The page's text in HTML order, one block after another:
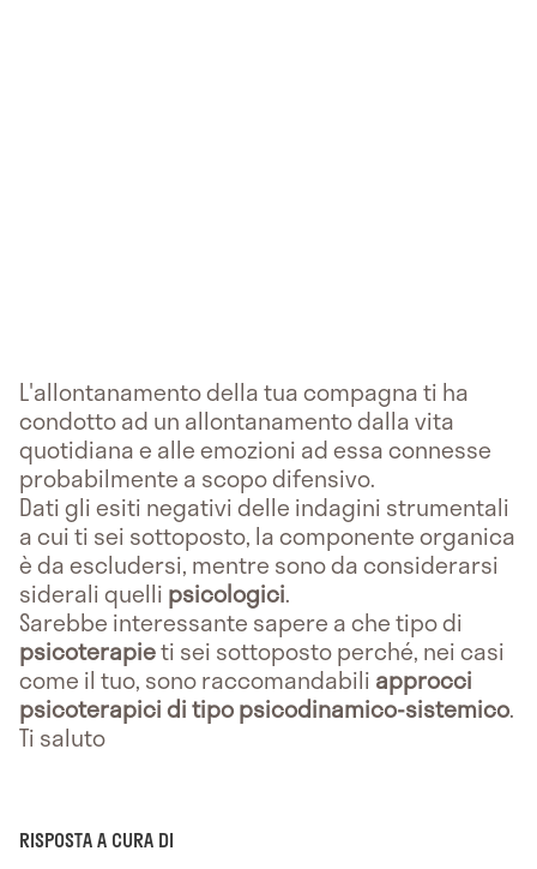
L'allontanamento della tua compagna ti ha
condotto ad un allontanamento dalla vita
quotidiana e alle emozioni ad essa connesse
probabilmente a scopo difensivo.
Dati gli esiti negativi delle indagini strumentali
a cui ti sei sottoposto, la componente organica
è da escludersi, mentre sono da considerarsi
siderali quelli psicologici.
Sarebbe interessante sapere a che tipo di
psicoterapieti sei sottoposto perché, nei casi
come il tuo, sono raccomandabili approcci
psicoterapici di tipo psicodinamico-sistemico.
Ti saluto
RISPOSTA A CURA DI